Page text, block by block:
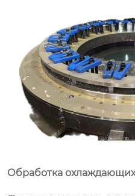
Обработка